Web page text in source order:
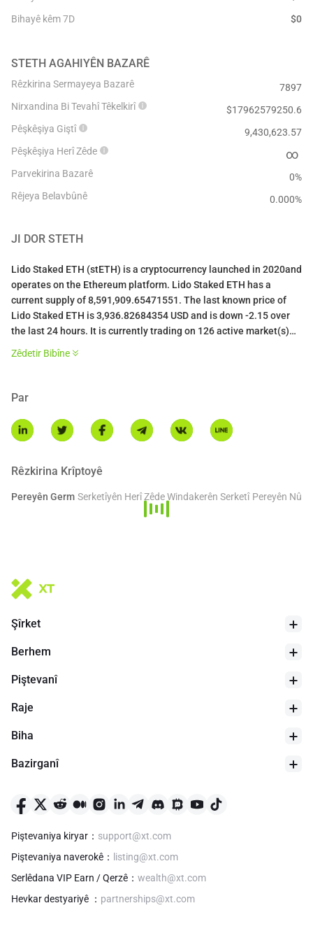
24 demjimêr kêm $
Bihayê kêm 7D
$0
STETH AGAHIYÊN BAZARÊ
Rêzkirina Sermayeya Bazarê
7897
Nirxandina Bi Tevahî Têkelkirî
$17962579250.6
Pêşkêşiya Giştî
9,430,623.57
Pêşkêşiya Herî Zêde
∞
Parvekirina Bazarê
0%
Rêjeya Belavbûnê
0.000%
JI DOR STETH
Lido Staked ETH (stETH) is a cryptocurrency launched in 2020and
operates on the Ethereum platform. Lido Staked ETH has a
current supply of 8,591,909.65471551. The last known price of
Lido Staked ETH is 3,936.82684354 USD and is down -2.15 over
the last 24 hours. It is currently trading on 126 active market(s)
with $73,941,730.67 traded over the last 24 hours. More
Zêdetir Bibîne
Par
Rêzkirina Krîptoyê
Pereyên Germ Serketîyên Herî Zêde Windakerên Serketî Pereyên Nû
Şîrket
Berhem
Piştevanî
Raje
Biha
Bazirganî
Piştevaniya kiryar ： support@xt.com
Piştevaniya naverokê ：
listing@xt.com
Serlêdana VIP Earn / Qerzê ： wealth@xt.com
Hevkar destyariyê ： partnerships@xt.com